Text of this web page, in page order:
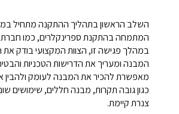
השלב הראשון בתהליך ההתקנה מתחיל
המתמחה בהתקנת ספרינקלרים, כמו חברת
במהלך פגישה זו, הצוות המקצועי בודק את
המבנה ומעריך את הדרישות הטכניות
מאפשרת להכיר את המבנה לעומק ולהבין
כגון גובה תקרות, מבנה חללים, שימושים
צנרת קיימת.